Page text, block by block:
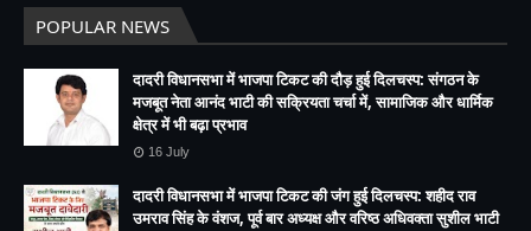
POPULAR NEWS
दादरी विधानसभा में भाजपा टिकट की दौड़ हुई दिलचस्प: संगठन के
मजबूत नेता आनंद भाटी की सक्रियता चर्चा में, सामाजिक और धार्मिक
क्षेत्र में भी बढ़ा प्रभाव
16 July
दादरी विधानसभा में भाजपा टिकट की जंग हुई दिलचस्प: शहीद राव
उमराव सिंह के वंशज, पूर्व बार अध्यक्ष और वरिष्ठ अधिवक्ता सुशील भाटी